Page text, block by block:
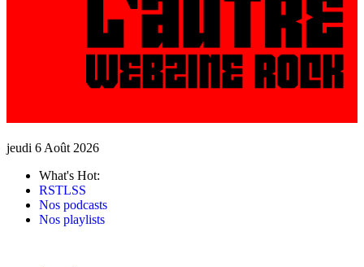
jeudi 6 Août 2026
What's Hot:
RSTLSS
Nos podcasts
Nos playlists